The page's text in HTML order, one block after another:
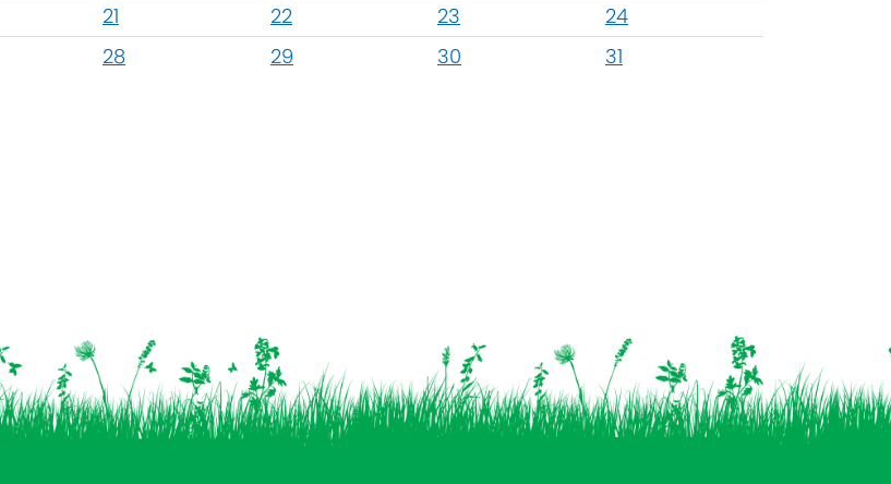
21 22 23
24
28 29 30 31